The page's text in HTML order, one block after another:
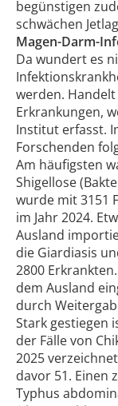
begünstigen
schwächen
Magen-Darm-
Da wundert es
werden.
Erkrankungen,
Institut erfasst.
Forschenden
Am häufigsten
Shigellose
wurde mit 3151
im Jahr 2024.
Ausland
die Giardiasis
2800
dem Ausland
durch
Stark gestiegen
der Fälle von
2025
davor 51. Einen
Typhus